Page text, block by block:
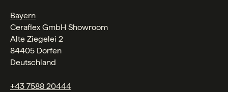
Bayern
Ceraflex GmbH Showroom
Alte Ziegelei 2
84405 Dorfen
Deutschland
+43 7588 20444